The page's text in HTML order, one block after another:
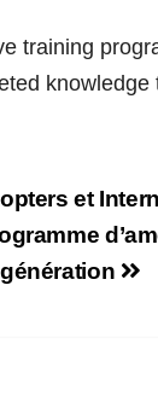
training
knowledge
et